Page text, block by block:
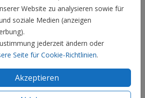
Website zu analysieren sowie für
soziale Medien (anzeigen
jederzeit ändern oder
Seite für Cookie-Richtlinien.
Akzeptieren
29 1,65 €
49 1,55 €
74 1,45 €
99